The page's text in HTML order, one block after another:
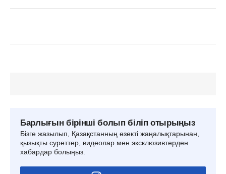
Барлығын бірінші болып біліп отырыңыз
Бізге жазылып, Қазақстанның өзекті жаңалықтарынан,
қызықты суреттер, видеолар мен эксклюзивтерден
хабардар болыңыз.